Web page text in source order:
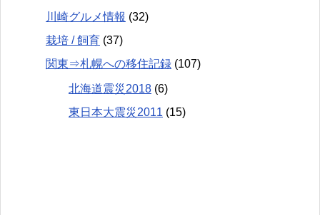
川崎グルメ情報 (32)
栽培 / 飼育 (37)
関東⇒札幌への移住記録 (107)
北海道震災2018 (6)
東日本大震災2011 (15)